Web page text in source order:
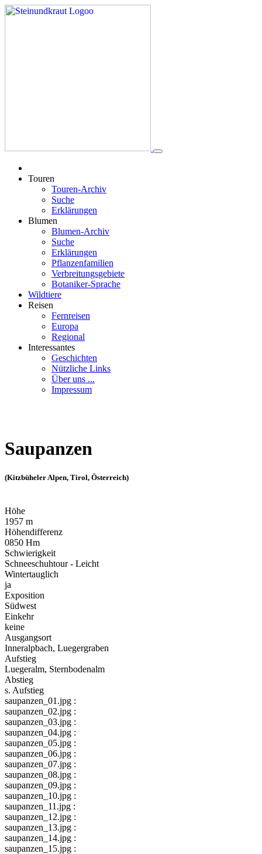
Touren
Touren-Archiv
Suche
Erklärungen
Blumen
Blumen-Archiv
Suche
Erklärungen
Pflanzenfamilien
Verbreitungsgebiete
Botaniker-Sprache
Wildtiere
Reisen
Fernreisen
Europa
Regional
Interessantes
Geschichten
Nützliche Links
Über uns ...
Impressum
Saupanzen
(Kitzbüheler Alpen, Tirol, Österreich)
Höhe
1957 m
Höhendifferenz
0850 Hm
Schwierigkeit
Schneeschuhtour - Leicht
Wintertauglich
ja
Exposition
Südwest
Einkehr
keine
Ausgangsort
Inneralpbach, Luegergraben
Aufstieg
Luegeralm, Sternbodenalm
Abstieg
s. Aufstieg
saupanzen_01.jpg :
saupanzen_02.jpg :
saupanzen_03.jpg :
saupanzen_04.jpg :
saupanzen_05.jpg :
saupanzen_06.jpg :
saupanzen_07.jpg :
saupanzen_08.jpg :
saupanzen_09.jpg :
saupanzen_10.jpg :
saupanzen_11.jpg :
saupanzen_12.jpg :
saupanzen_13.jpg :
saupanzen_14.jpg :
saupanzen_15.jpg :